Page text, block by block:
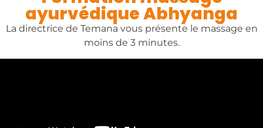
ayurvédique Abhyanga
La directrice de Temana vous présente le massage en
moins de 3 minutes.